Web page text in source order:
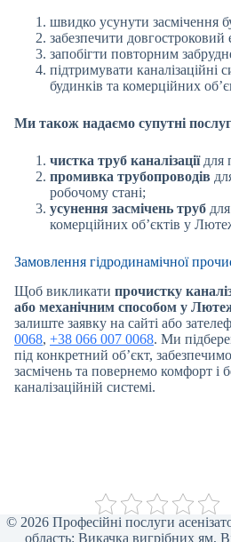
швидко усунути засмічення
забезпечити довгостроковий
запобігти повторним
підтримувати каналізаційні
будинків та комерційних
Ми також надаємо супутні
чистка труб каналізаціїдля
промивка трубопроводів
робочому стані;
усунення засмічень труб
комерційних об’єктів у
Замовлення гідродинамічної
Щоб викликати прочистку
або механічним способом у
залиште заявку на сайті або
0068, +38 066 007 0068. Ми
під конкретний об’єкт,
засмічень та повернемо комфорт і
каналізаційній системі.
© 2026 Професійні послуги
область: Викачка вигрібних ям,